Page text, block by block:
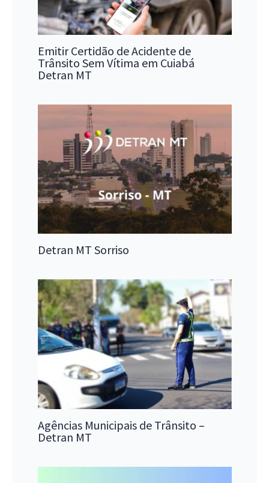
Emitir Certidão de Acidente de
Trânsito Sem Vítima em Cuiabá
Detran MT
Detran MT Sorriso
Agências Municipais de Trânsito –
Detran MT